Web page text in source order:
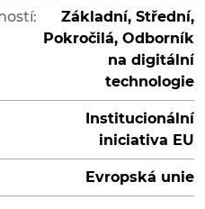
Základní, Střední,
Pokročilá, Odborník
na digitální
technologie
Institucionální
iniciativa EU
Evropská unie